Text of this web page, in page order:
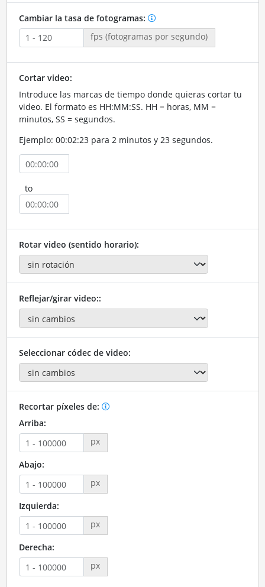
Cambiar la tasa de fotogramas:
fps (fotogramas por segundo)
Cortar video:
Introduce las marcas de tiempo donde quieras cortar tu
video. El formato es HH:MM:SS. HH = horas, MM =
minutos, SS = segundos.
Ejemplo: 00:02:23 para 2 minutos y 23 segundos.
to
Rotar video (sentido horario):
Reflejar/girar video::
Seleccionar códec de video:
Recortar píxeles de:
Arriba:
px
Abajo:
px
Izquierda:
px
Derecha:
px